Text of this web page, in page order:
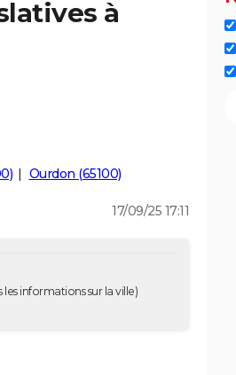
à
Ourdon (65100)
17/09/25 17:11
les informations sur la ville)